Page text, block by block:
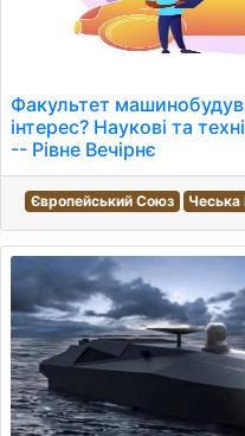
Факультет
інтерес? Наукові та
-- Рівне Вечірнє
Європейський Союз Чеська